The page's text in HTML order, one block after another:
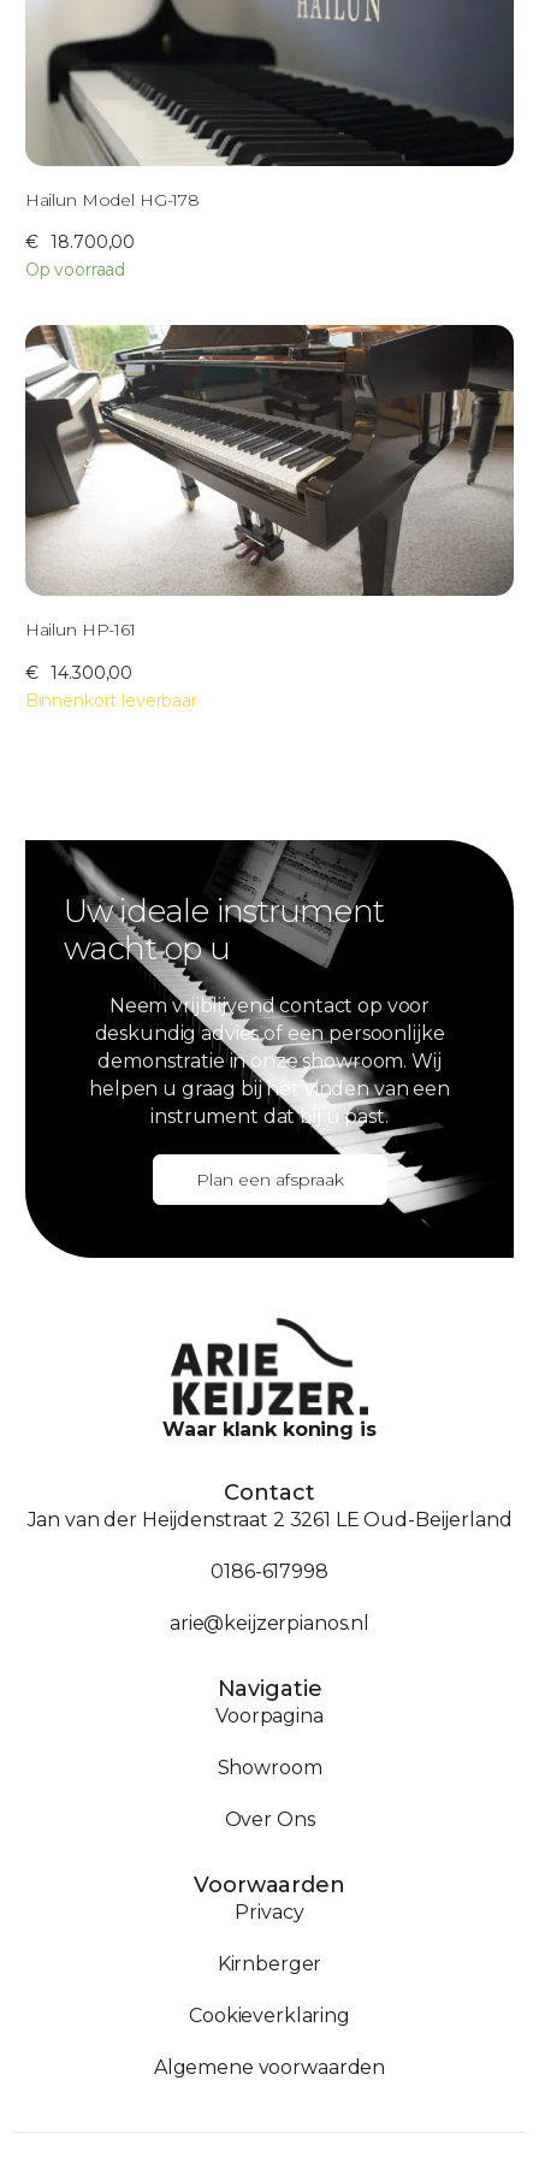
Hailun Model HG-178
€ 18.700,00
Op voorraad
Hailun HP-161
€ 14.300,00
Binnenkort leverbaar
Uw ideale instrument
wacht op u
Neem vrijblijvend contact op voor
deskundig advies of een persoonlijke
demonstratie in onze showroom. Wij
helpen u graag bij het vinden van een
instrument dat bij u past.
Plan een afspraak
Waar klank koning is
Contact
Jan van der Heijdenstraat 2 3261 LE Oud-Beijerland
0186-617998
arie@keijzerpianos.nl
Navigatie
Voorpagina
Showroom
Over Ons
Voorwaarden
Privacy
Kirnberger
Cookieverklaring
Algemene voorwaarden